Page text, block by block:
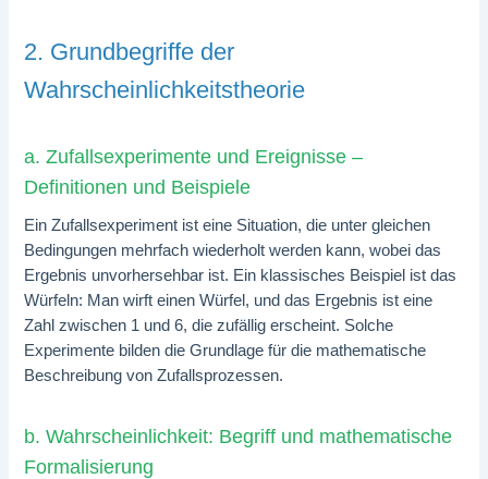
2. Grundbegriffe der
Wahrscheinlichkeitstheorie
a. Zufallsexperimente und Ereignisse –
Definitionen und Beispiele
Ein Zufallsexperiment ist eine Situation, die unter gleichen
Bedingungen mehrfach wiederholt werden kann, wobei das
Ergebnis unvorhersehbar ist. Ein klassisches Beispiel ist das
Würfeln: Man wirft einen Würfel, und das Ergebnis ist eine
Zahl zwischen 1 und 6, die zufällig erscheint. Solche
Experimente bilden die Grundlage für die mathematische
Beschreibung von Zufallsprozessen.
b. Wahrscheinlichkeit: Begriff und mathematische
Formalisierung